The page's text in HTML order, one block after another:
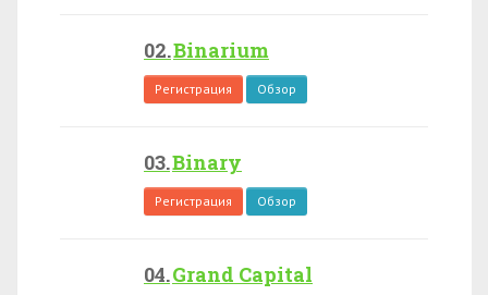
Binarium
Регистрация Обзор
Binary
Регистрация Обзор
Grand Capital